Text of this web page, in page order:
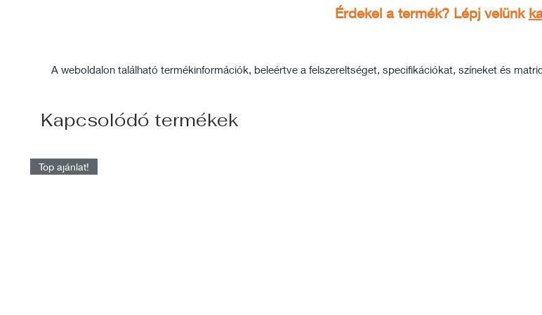
Érdekel a termék? Lépj velünk
A weboldalon található termékinformációk, beleértve a felszereltséget, specifikációkat, színeket és
Kapcsolódó termékek
Top ajánlat!